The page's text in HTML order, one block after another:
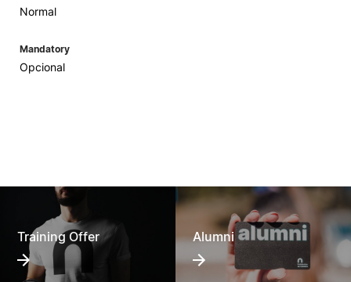
Normal
Mandatory
Opcional
Training Offer Alumni